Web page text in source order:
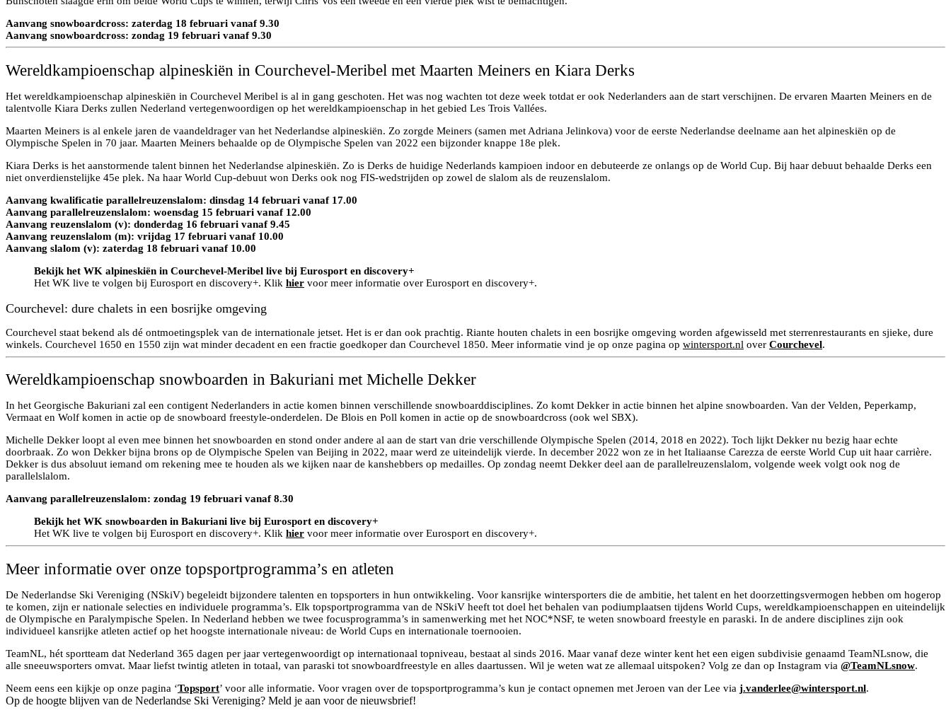
Aanvang snowboardcross: zaterdag 18 februari vanaf 9.30
Aanvang snowboardcross: zondag 19 februari vanaf 9.30
Wereldkampioenschap alpineskiën in Courchevel-Meribel met Maarten Meiners en Kiara Derks
Het wereldkampioenschap alpineskiën in Courchevel Meribel is al in gang geschoten. Het was nog wachten tot deze week totdat er ook Nederlanders aan de start verschijnen. De ervaren Maarten Meiners en de
talentvolle Kiara Derks zullen Nederland vertegenwoordigen op het wereldkampioenschap in het gebied Les Trois Vallées.
Maarten Meiners is al enkele jaren de vaandeldrager van het Nederlandse alpineskiën. Zo zorgde Meiners (samen met Adriana Jelinkova) voor de eerste Nederlandse deelname aan het alpineskiën op de
Olympische Spelen in 70 jaar. Maarten Meiners behaalde op de Olympische Spelen van 2022 een bijzonder knappe 18e plek.
Kiara Derks is het aanstormende talent binnen het Nederlandse alpineskiën. Zo is Derks de huidige Nederlands kampioen indoor en debuteerde ze onlangs op de World Cup. Bij haar debuut behaalde Derks een
niet onverdienstelijke 45e plek. Na haar World Cup-debuut won Derks ook nog FIS-wedstrijden op zowel de slalom als de reuzenslalom.
Aanvang kwalificatie parallelreuzenslalom: dinsdag 14 februari vanaf 17.00
Aanvang parallelreuzenslalom: woensdag 15 februari vanaf 12.00
Aanvang reuzenslalom (v): donderdag 16 februari vanaf 9.45
Aanvang reuzenslalom (m): vrijdag 17 februari vanaf 10.00
Aanvang slalom (v): zaterdag 18 februari vanaf 10.00
Bekijk het WK alpineskiën in Courchevel-Meribel live bij Eurosport en discovery+
Het WK live te volgen bij Eurosport en discovery+. Klik hier voor meer informatie over Eurosport en discovery+.
Courchevel: dure chalets in een bosrijke omgeving
Courchevel staat bekend als dé ontmoetingsplek van de internationale jetset. Het is er dan ook prachtig. Riante houten chalets in een bosrijke omgeving worden afgewisseld met sterrenrestaurants en sjieke, dure
winkels. Courchevel 1650 en 1550 zijn wat minder decadent en een fractie goedkoper dan Courchevel 1850. Meer informatie vind je op onze pagina op wintersport.nl over Courchevel.
Wereldkampioenschap snowboarden in Bakuriani met Michelle Dekker
In het Georgische Bakuriani zal een contigent Nederlanders in actie komen binnen verschillende snowboarddisciplines. Zo komt Dekker in actie binnen het alpine snowboarden. Van der Velden, Peperkamp,
Vermaat en Wolf komen in actie op de snowboard freestyle-onderdelen. De Blois en Poll komen in actie op de snowboardcross (ook wel SBX).
Michelle Dekker loopt al even mee binnen het snowboarden en stond onder andere al aan de start van drie verschillende Olympische Spelen (2014, 2018 en 2022). Toch lijkt Dekker nu bezig haar echte
doorbraak. Zo won Dekker bijna brons op de Olympische Spelen van Beijing in 2022, maar werd ze uiteindelijk vierde. In december 2022 won ze in het Italiaanse Carezza de eerste World Cup uit haar carrière.
Dekker is dus absoluut iemand om rekening mee te houden als we kijken naar de kanshebbers op medailles. Op zondag neemt Dekker deel aan de parallelreuzenslalom, volgende week volgt ook nog de
parallelslalom.
Aanvang parallelreuzenslalom: zondag 19 februari vanaf 8.30
Bekijk het WK snowboarden in Bakuriani live bij Eurosport en discovery+
Het WK live te volgen bij Eurosport en discovery+. Klik hier voor meer informatie over Eurosport en discovery+.
Meer informatie over onze topsportprogramma’s en atleten
De Nederlandse Ski Vereniging (NSkiV) begeleidt bijzondere talenten en topsporters in hun ontwikkeling. Voor kansrijke wintersporters die de ambitie, het talent en het doorzettingsvermogen hebben om hogerop
te komen, zijn er nationale selecties en individuele programma’s. Elk topsportprogramma van de NSkiV heeft tot doel het behalen van podiumplaatsen tijdens World Cups, wereldkampioenschappen en uiteindelijk
de Olympische en Paralympische Spelen. In Nederland hebben we twee focusprogramma’s in samenwerking met het NOC*NSF, te weten snowboard freestyle en paraski. In de andere disciplines zijn ook
individueel kansrijke atleten actief op het hoogste internationale niveau: de World Cups en internationale toernooien.
TeamNL, hét sportteam dat Nederland 365 dagen per jaar vertegenwoordigt op internationaal topniveau, bestaat al sinds 2016. Maar vanaf deze winter kent het een eigen subdivisie genaamd TeamNLsnow, die
alle sneeuwsporters omvat. Maar liefst twintig atleten in totaal, van paraski tot snowboardfreestyle en alles daartussen. Wil je weten wat ze allemaal uitspoken? Volg ze dan op Instagram via @TeamNLsnow.
Neem eens een kijkje op onze pagina ‘Topsport’ voor alle informatie. Voor vragen over de topsportprogramma’s kun je contact opnemen met Jeroen van der Lee via j.vanderlee@wintersport.nl.
Op de hoogte blijven van de Nederlandse Ski Vereniging? Meld je aan voor de nieuwsbrief!